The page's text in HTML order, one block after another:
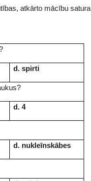
atkārto mācību satura
d. spirti
d. 4
d. nukleīnskābes